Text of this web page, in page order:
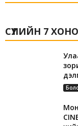
СҮҮЛИЙН 7